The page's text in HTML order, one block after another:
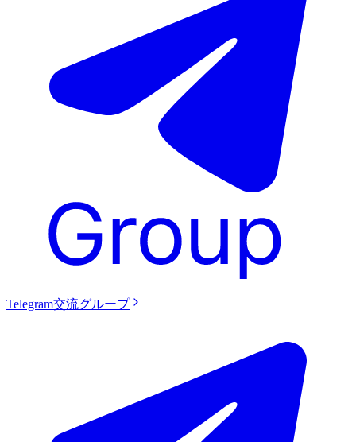
Telegram交流グループ